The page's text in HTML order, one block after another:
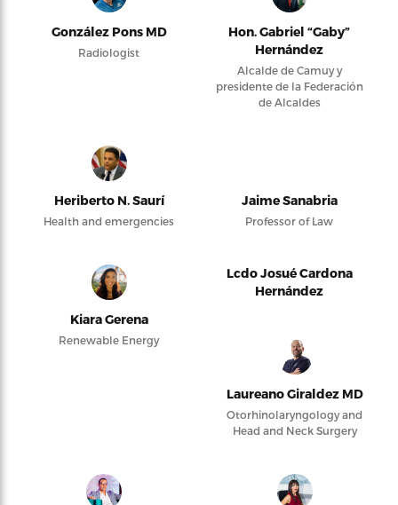
González Pons MD
Radiologist
Hon. Gabriel “Gaby”
Hernández
Alcalde de Camuy y
presidente de la Federación
de Alcaldes
Heriberto N. Saurí
Health and emergencies
Jaime Sanabria
Professor of Law
Kiara Gerena
Renewable Energy
Lcdo Josué Cardona
Hernández
Laureano Giraldez MD
Otorhinolaryngology and
Head and Neck Surgery